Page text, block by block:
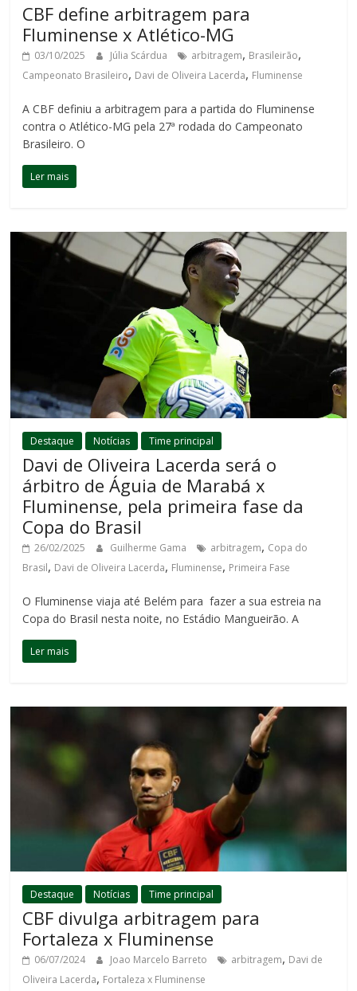
CBF define arbitragem para
Fluminense x Atlético-MG
03/10/2025 Júlia Scárdua arbitragem, Brasileirão,
Campeonato Brasileiro, Davi de Oliveira Lacerda, Fluminense
A CBF definiu a arbitragem para a partida do Fluminense
contra o Atlético-MG pela 27ª rodada do Campeonato
Brasileiro. O
Ler mais
Destaque Notícias Time principal
Davi de Oliveira Lacerda será o
árbitro de Águia de Marabá x
Fluminense, pela primeira fase da
Copa do Brasil
26/02/2025 Guilherme Gama arbitragem, Copa do
Brasil, Davi de Oliveira Lacerda, Fluminense, Primeira Fase
O Fluminense viaja até Belém para fazer a sua estreia na
Copa do Brasil nesta noite, no Estádio Mangueirão. A
Ler mais
Destaque Notícias Time principal
CBF divulga arbitragem para
Fortaleza x Fluminense
06/07/2024 Joao Marcelo Barreto arbitragem, Davi de
Oliveira Lacerda, Fortaleza x Fluminense